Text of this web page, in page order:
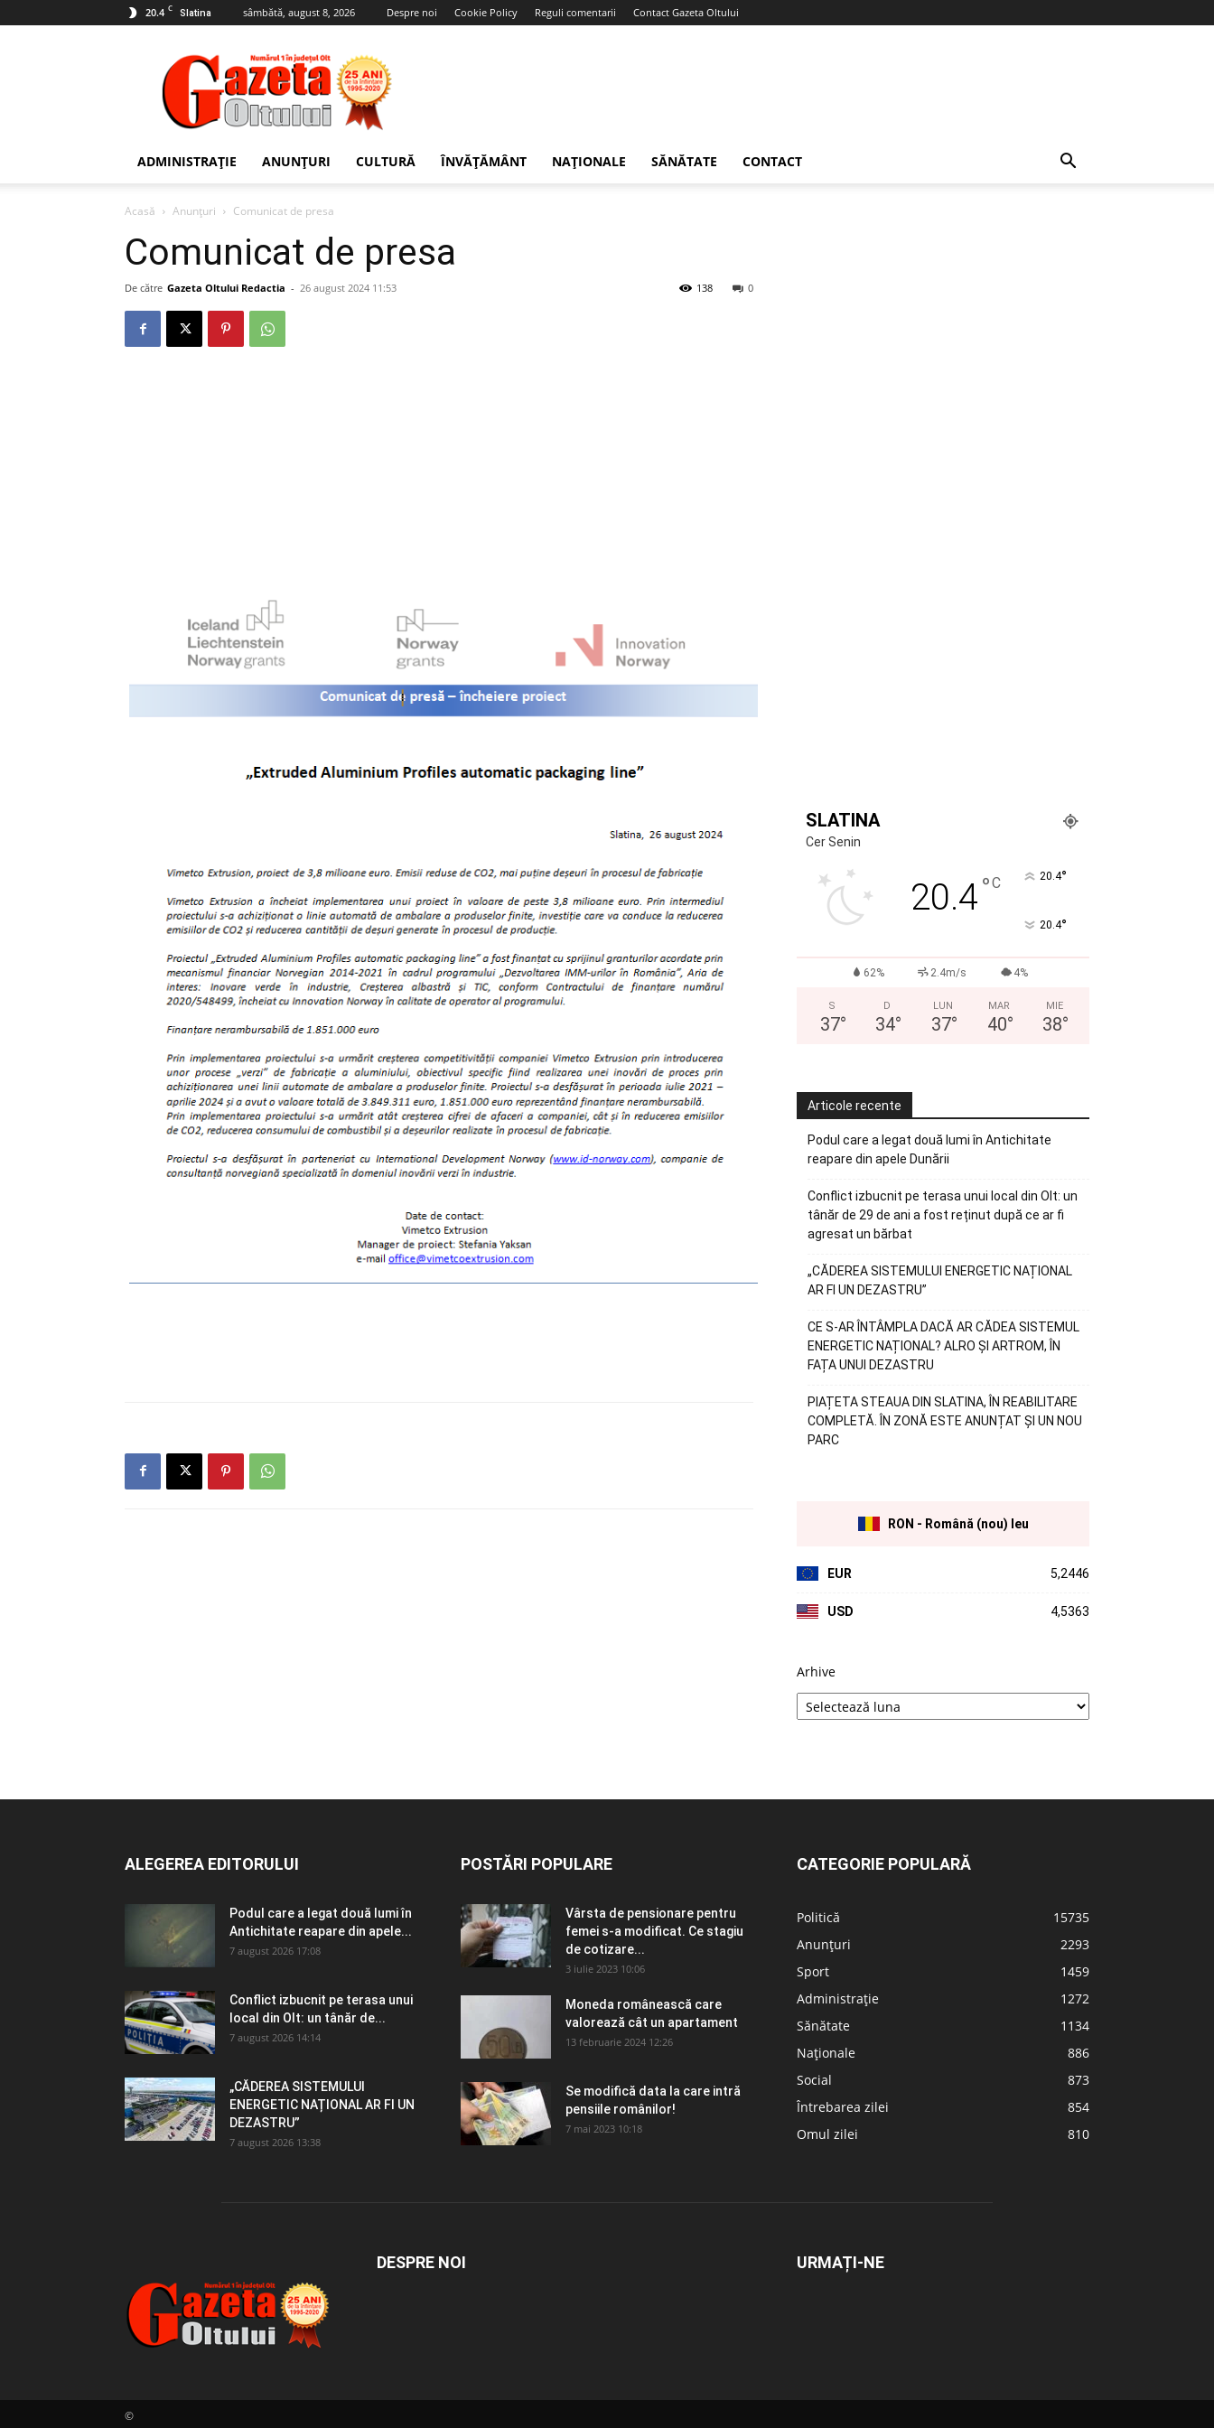
20.4 C Slatina sâmbătă, august 8, 2026 Despre noi Cookie Policy Reguli comentarii Contact Gazeta Oltului
Gazeta
Oltului
ADMINISTRAȚIE ANUNȚURI CULTURĂ ÎNVĂȚĂMÂNT NAȚIONALE SĂNĂTATE CONTACT
Acasă Anunțuri Comunicat de presa
Comunicat de presa
De către Gazeta Oltului Redactia - 26 august 2024 11:53 0
138
SLATINA
Cer Senin
20.4°C 20.4°
20.4°
62% 2.4m/s 4%
S
37°
D
34°
LUN
37°
MAR
40°
MIE
38°
Articole recente
Podul care a legat două lumi în Antichitate
reapare din apele Dunării
Conflict izbucnit pe terasa unui local din Olt: un
tânăr de 29 de ani a fost reținut după ce ar fi
agresat un bărbat
„CĂDEREA SISTEMULUI ENERGETIC NAȚIONAL
AR FI UN DEZASTRU”
CE S-AR ÎNTÂMPLA DACĂ AR CĂDEA SISTEMUL
ENERGETIC NAȚIONAL? ALRO ȘI ARTROM, ÎN
FAȚA UNUI DEZASTRU
PIAȚETA STEAUA DIN SLATINA, ÎN REABILITARE
COMPLETĂ. ÎN ZONĂ ESTE ANUNȚAT ȘI UN NOU
PARC
RON - Română (nou) leu
EUR 5,2446
USD 4,5363
Arhive
ALEGEREA EDITORULUI
Podul care a legat două lumi în
Antichitate reapare din apele...
7 august 2026 17:08
Conflict izbucnit pe terasa unui
local din Olt: un tânăr de...
7 august 2026 14:14
„CĂDEREA SISTEMULUI
ENERGETIC NAȚIONAL AR FI UN
DEZASTRU”
7 august 2026 13:38
POSTĂRI POPULARE
Vârsta de pensionare pentru
femei s-a modificat. Ce stagiu
de cotizare...
3 iulie 2023 10:06
Moneda românească care
valorează cât un apartament
13 februarie 2024 12:26
Se modifică data la care intră
pensiile românilor!
7 mai 2023 10:18
CATEGORIE POPULARĂ
Politică
15735
Anunțuri
2293
Sport
1459
Administrație
1272
Sănătate
1134
Naționale
886
Social
873
Întrebarea zilei
854
Omul zilei
810
DESPRE NOI URMAȚI-NE
©